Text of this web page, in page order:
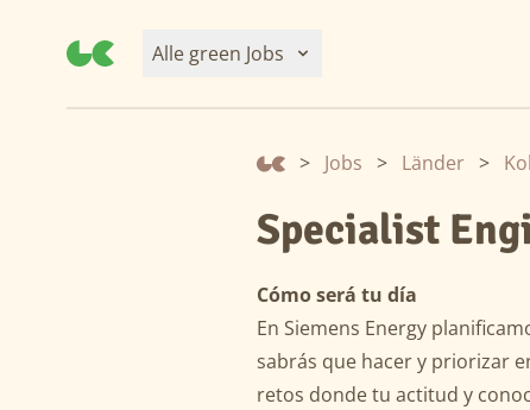
Alle green Jobs
> Jobs > Länder >
Specialist
Cómo será tu día
En Siemens Energy
sabrás que hacer y priorizar
retos donde tu actitud y